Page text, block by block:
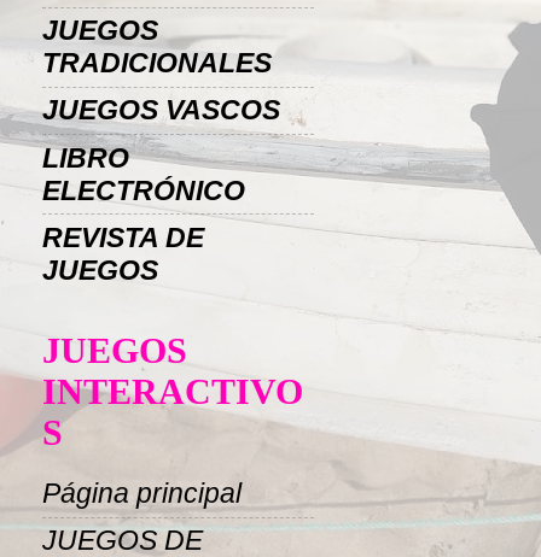
JUEGOS
TRADICIONALES
JUEGOS VASCOS
LIBRO
ELECTRÓNICO
REVISTA DE
JUEGOS
JUEGOS
INTERACTIVO
S
Página principal
JUEGOS DE